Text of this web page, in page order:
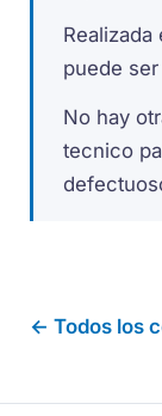
puede
No hay
tecnico
← Todos los